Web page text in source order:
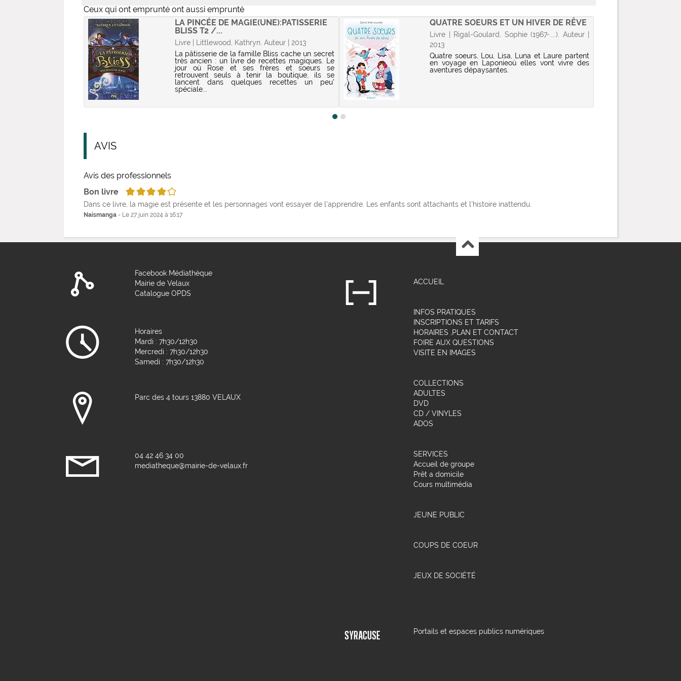
Ceux qui ont emprunté ont aussi emprunté
LA PINCÉE DE MAGIE(UNE):PATISSERIE
BLISS T2 /...
Livre | Littlewood, Kathryn. Auteur | 2013
La pâtisserie de la famille Bliss cache un secret
très ancien : un livre de recettes magiques. Le
jour où Rose et ses frères et soeurs se
retrouvent seuls à tenir la boutique, ils se
lancent dans quelques recettes un peu'
spéciale...
QUATRE SOEURS ET UN HIVER DE RÊVE
Livre | Rigal-Goulard, Sophie (1967-....). Auteur |
2013
Quatre soeurs, Lou, Lisa, Luna et Laure partent
en voyage en Laponieoù elles vont vivre des
aventures dépaysantes.
AVIS
Avis des professionnels
Bon livre
4/5
Dans ce livre, la magie est présente et les personnages vont essayer de l'apprendre. Les enfants sont attachants et l'histoire inattendu.
Naismanga - Le 27 juin 2024 à 16:17
Facebook Médiathèque
Mairie de Velaux
Catalogue OPDS
Horaires
Mardi : 7h30/12h30
Mercredi : 7h30/12h30
Samedi : 7h30/12h30
Parc des 4 tours 13880 VELAUX
04 42 46 34 00
mediatheque@mairie-de-velaux.fr
ACCUEIL
INFOS PRATIQUES
INSCRIPTIONS ET TARIFS
HORAIRES ,PLAN ET CONTACT
FOIRE AUX QUESTIONS
VISITE EN IMAGES
COLLECTIONS
ADULTES
DVD
CD / VINYLES
ADOS
SERVICES
Accueil de groupe
Prêt a domicile
Cours multimédia
JEUNE PUBLIC
COUPS DE COEUR
JEUX DE SOCIÉTÉ
SYRACUSE Portails et espaces publics numériques